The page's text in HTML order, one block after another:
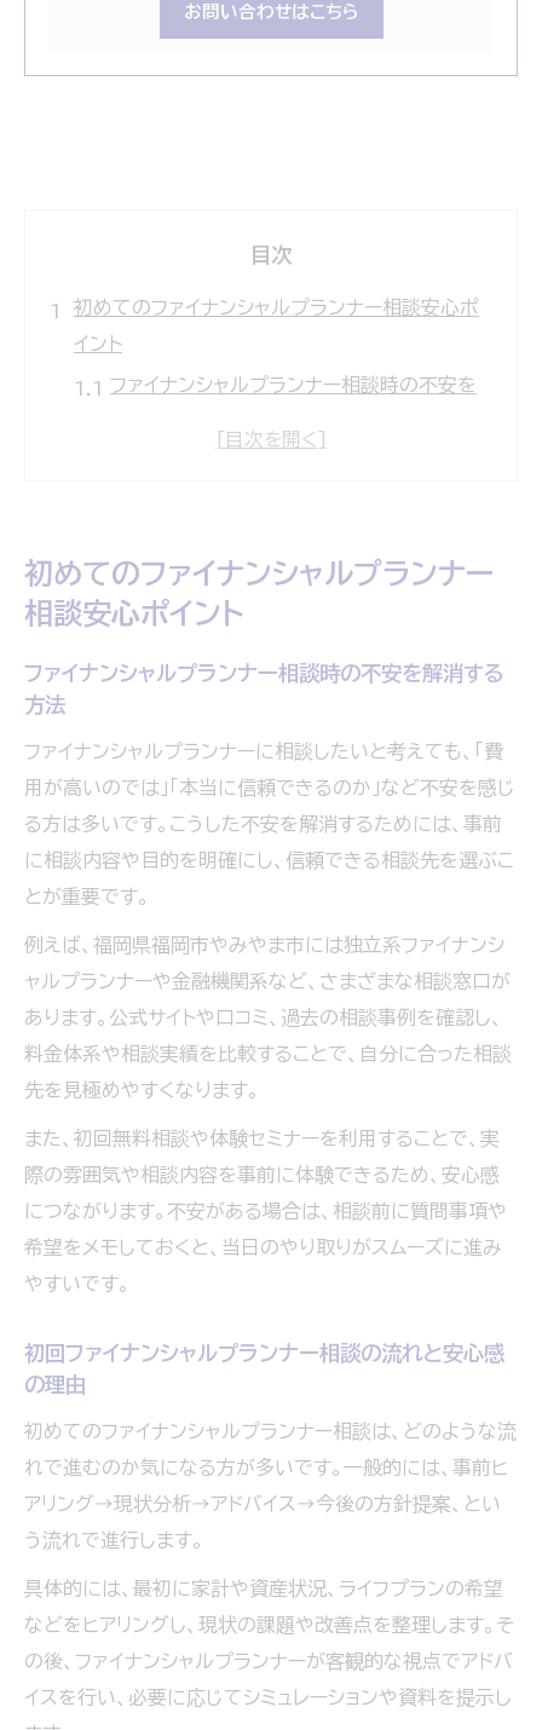
お問い合わせはこちら
目次
初めてのファイナンシャルプランナー相談安心ポ
イント
ファイナンシャルプランナー相談時の不安を
FP料金体系
無料のファイナンシャルプランナー相談は本
ファイナンシャルプランナーが提案する家計
改善のポイント
資産運用の相談で得られる具体的なアドバイ
家計見直しに強いファイナンシャルプランナ
ー活用事例
住宅ローンや保険見直しで活躍するFP相談
の流れ
無料と有料ファイナンシャルプランナー相談の違
いを解説
ファイナンシャルプランナー相談の無料と有
無料のファイナンシャルプランナー相談が実
有料FP相談がもたらすメリットと注意点とは
無料相談を選ぶ際のファイナンシャルプラン
ナーの見極め方
ファイナンシャルプランナー相談の中立性と
料金の関係
相談窓口選びで押さえるべき注意点とは
ファイナンシャルプランナー相談窓口の選び
方と比較視点
初めてのファイナンシャルプランナー
相談安心ポイント
ファイナンシャルプランナー相談時の不安を解消する
方法
ファイナンシャルプランナーに相談したいと考えても、「費
用が高いのでは」「本当に信頼できるのか」など不安を感じ
る方は多いです。こうした不安を解消するためには、事前
に相談内容や目的を明確にし、信頼できる相談先を選ぶこ
とが重要です。
例えば、福岡県福岡市やみやま市には独立系ファイナンシ
ャルプランナーや金融機関系など、さまざまな相談窓口が
あります。公式サイトや口コミ、過去の相談事例を確認し、
料金体系や相談実績を比較することで、自分に合った相談
先を見極めやすくなります。
また、初回無料相談や体験セミナーを利用することで、実
際の雰囲気や相談内容を事前に体験できるため、安心感
につながります。不安がある場合は、相談前に質問事項や
希望をメモしておくと、当日のやり取りがスムーズに進み
やすいです。
初回ファイナンシャルプランナー相談の流れと安心感
の理由
初めてのファイナンシャルプランナー相談は、どのような流
れで進むのか気になる方が多いです。一般的には、事前ヒ
アリング→現状分析→アドバイス→今後の方針提案、とい
う流れで進行します。
具体的には、最初に家計や資産状況、ライフプランの希望
などをヒアリングし、現状の課題や改善点を整理します。そ
の後、ファイナンシャルプランナーが客観的な視点でアドバ
イスを行い、必要に応じてシミュレーションや資料を提示し